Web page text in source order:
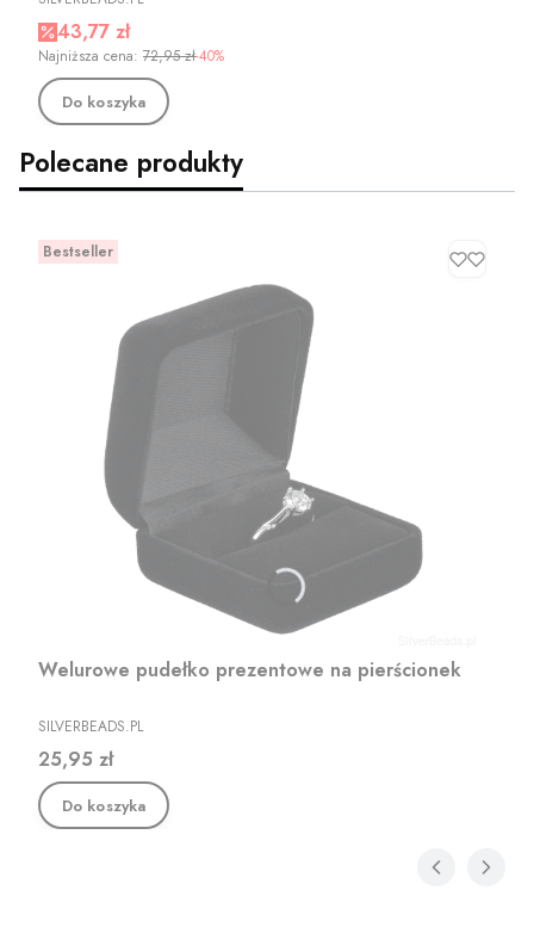
Cena promocyjna
43,77 zł
Najniższa cena: 72,95 zł-40%
Do koszyka
Polecane produkty
Bestseller
Welurowe pudełko prezentowe na pierścionek
PRODUCENT
SILVERBEADS.PL
Cena
25,95 zł
Do koszyka